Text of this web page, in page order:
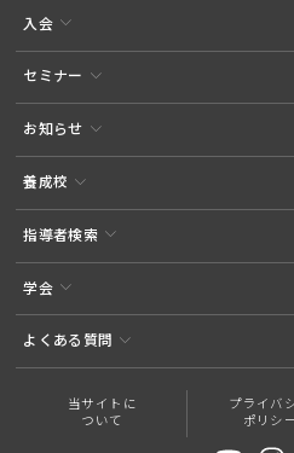
入会
セミナー
お知らせ
養成校
指導者検索
学会
よくある質問
当サイトに
ついて
プライバ
ポリシ